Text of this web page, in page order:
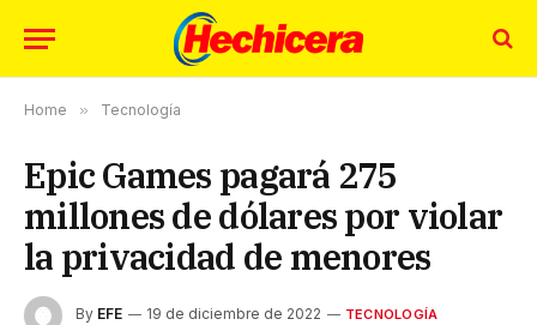
Home » Tecnología
Epic Games pagará 275
millones de dólares por violar
la privacidad de menores
By EFE 19 de diciembre de 2022 TECNOLOGÍA